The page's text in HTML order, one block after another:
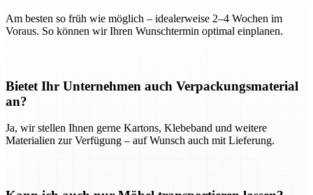
Am besten so früh wie möglich – idealerweise 2–4 Wochen im
Voraus. So können wir Ihren Wunschtermin optimal einplanen.
Bietet Ihr Unternehmen auch Verpackungsmaterial
an?
Ja, wir stellen Ihnen gerne Kartons, Klebeband und weitere
Materialien zur Verfügung – auf Wunsch auch mit Lieferung.